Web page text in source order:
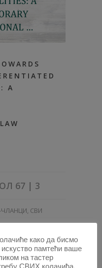
A
67 | 3
ЧЛАНЦИ, СВИ
како да бисмо
искуство памтећи ваше
на тастер
СВИХ колачића.